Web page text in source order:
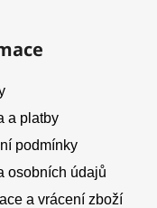
a platby
podmínky
osobních údajů
a vrácení zboží